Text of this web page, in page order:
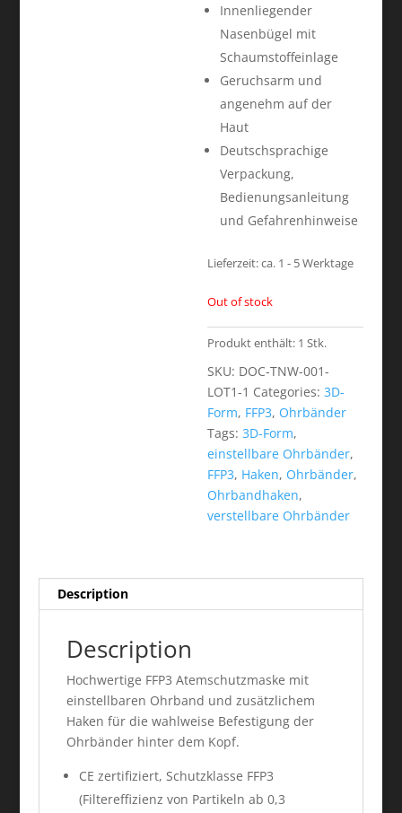
Innenliegender
Nasenbügel mit
Schaumstoffeinlage
Geruchsarm und
angenehm auf der
Haut
Deutschsprachige
Verpackung,
Bedienungsanleitung
und Gefahrenhinweise
Lieferzeit:ca. 1 - 5 Werktage
Out of stock
Produkt enthält: 1Stk.
SKU: DOC-TNW-001-
LOT1-1 Categories:3D-
Form, FFP3, Ohrbänder
Tags:3D-Form,
einstellbare Ohrbänder,
FFP3, Haken, Ohrbänder,
Ohrbandhaken,
verstellbare Ohrbänder
Description
Description
Hochwertige FFP3 Atemschutzmaske mit
einstellbaren Ohrband und zusätzlichem
Haken für die wahlweise Befestigung der
Ohrbänder hinter dem Kopf.
CE zertifiziert, Schutzklasse FFP3
(Filtereffizienz von Partikeln ab 0,3